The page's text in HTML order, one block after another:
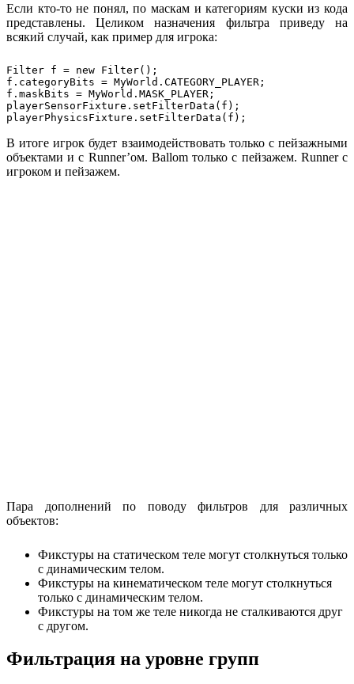
Если кто-то не понял, по маскам и категориям куски из кода
представлены. Целиком назначения фильтра приведу на
всякий случай, как пример для игрока:
Filter f = new Filter();
f.categoryBits = MyWorld.CATEGORY_PLAYER;
f.maskBits = MyWorld.MASK_PLAYER;
playerSensorFixture.setFilterData(f);
В итоге игрок будет взаимодействовать только с пейзажными
объектами и с Runner’ом. Ballom только с пейзажем. Runner с
игроком и пейзажем.
Пара дополнений по поводу фильтров для различных
объектов:
Фикстуры на статическом теле могут столкнуться только
с динамическим телом.
Фикстуры на кинематическом теле могут столкнуться
только с динамическим телом.
Фикстуры на том же теле никогда не сталкиваются друг
с другом.
Фильтрация на уровне групп